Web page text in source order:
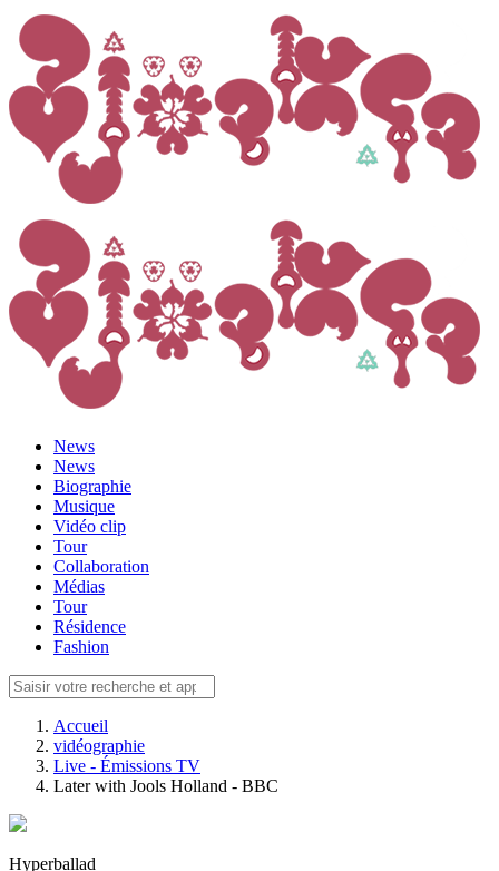
News
News
Biographie
Musique
Vidéo clip
Tour
Collaboration
Médias
Tour
Résidence
Fashion
Accueil
vidéographie
Live - Émissions TV
Later with Jools Holland - BBC
Hyperballad